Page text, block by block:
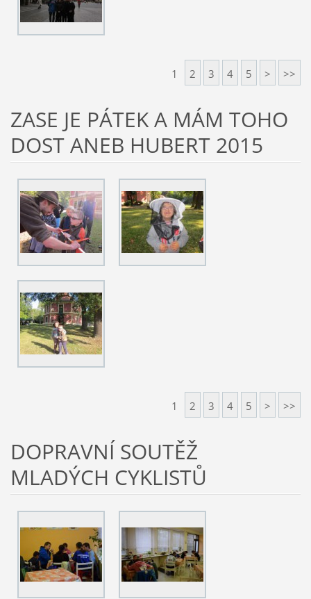
1 2 3 4 5 > >>
ZASE JE PÁTEK A MÁM TOHO
DOST ANEB HUBERT 2015
1 2 3 4 5 > >>
DOPRAVNÍ SOUTĚŽ
MLADÝCH CYKLISTŮ